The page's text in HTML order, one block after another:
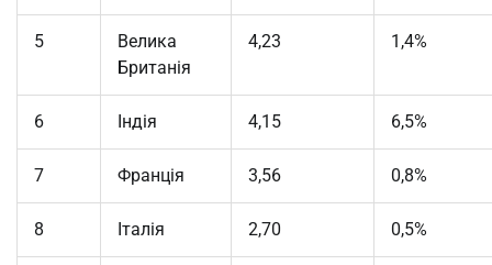
5
Велика
Британія
4,23 1,4%
6 Індія 4,15 6,5%
7 Франція 3,56 0,8%
8 Італія 2,70 0,5%